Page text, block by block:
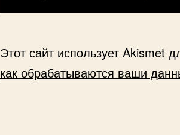
Этот сайт использует Akismet
как обрабатываются ваши